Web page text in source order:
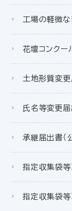
工場の軽微
花壇コンクー
土地形質変更
氏名等変更届
承継届出書（
指定収集袋
指定収集袋